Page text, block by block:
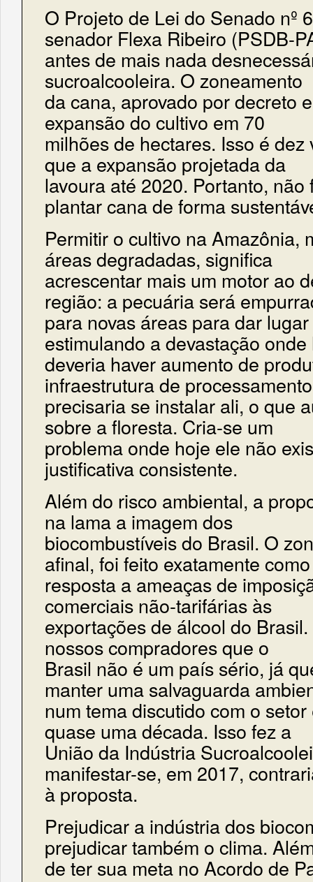
O Projeto de Lei do Senado nº
senador Flexa Ribeiro (PSDB-
antes de mais nada
sucroalcooleira. O zoneamento
da cana, aprovado por decreto
expansão do cultivo em 70
milhões de hectares. Isso é
que a expansão projetada da
lavoura até 2020. Portanto, não
plantar cana de forma
Permitir o cultivo na Amazônia,
áreas degradadas, significa
acrescentar mais um motor ao
região: a pecuária será
para novas áreas para dar
estimulando a devastação onde
deveria haver aumento de
infraestrutura de processamento
precisaria se instalar ali, o que
sobre a floresta. Cria-se um
problema onde hoje ele não
justificativa consistente.
Além do risco ambiental, a
na lama a imagem dos
biocombustíveis do Brasil. O
afinal, foi feito exatamente como
resposta a ameaças de
comerciais não-tarifárias às
exportações de álcool do
nossos compradores que o
Brasil não é um país sério, já
manter uma salvaguarda
num tema discutido com o
quase uma década. Isso fez a
União da Indústria
manifestar-se, em 2017,
à proposta.
Prejudicar a indústria dos
prejudicar também o clima.
de ter sua meta no Acordo de